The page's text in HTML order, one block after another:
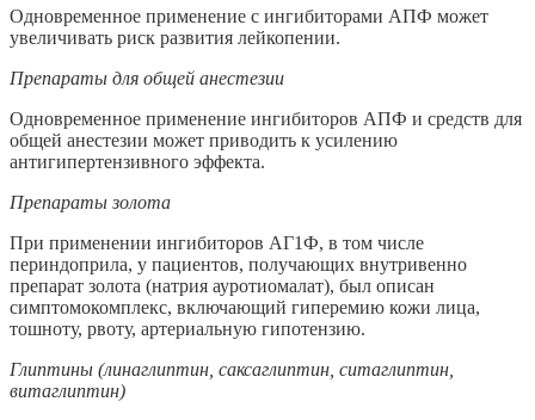
Одновременное применение с ингибиторами АПФ может
увеличивать риск развития лейкопении.
Препараты для общей анестезии
Одновременное применение ингибиторов АПФ и средств для
общей анестезии может приводить к усилению
антигипертензивного эффекта.
Препараты золота
При применении ингибиторов АГ1Ф, в том числе
периндоприла, у пациентов, получающих внутривенно
препарат золота (натрия ауротиомалат), был описан
симптомокомплекс, включающий гиперемию кожи лица,
тошноту, рвоту, артериальную гипотензию.
Глиптины (линаглиптин, саксаглиптин, ситаглиптин,
витаглиптин)